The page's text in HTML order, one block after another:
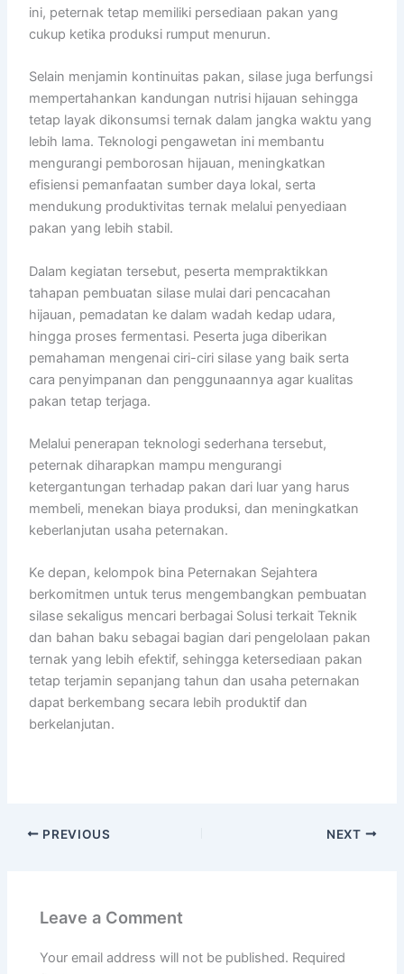
ini, peternak tetap memiliki persediaan pakan yang
cukup ketika produksi rumput menurun.
Selain menjamin kontinuitas pakan, silase juga berfungsi
mempertahankan kandungan nutrisi hijauan sehingga
tetap layak dikonsumsi ternak dalam jangka waktu yang
lebih lama. Teknologi pengawetan ini membantu
mengurangi pemborosan hijauan, meningkatkan
efisiensi pemanfaatan sumber daya lokal, serta
mendukung produktivitas ternak melalui penyediaan
pakan yang lebih stabil.
Dalam kegiatan tersebut, peserta mempraktikkan
tahapan pembuatan silase mulai dari pencacahan
hijauan, pemadatan ke dalam wadah kedap udara,
hingga proses fermentasi. Peserta juga diberikan
pemahaman mengenai ciri-ciri silase yang baik serta
cara penyimpanan dan penggunaannya agar kualitas
pakan tetap terjaga.
Melalui penerapan teknologi sederhana tersebut,
peternak diharapkan mampu mengurangi
ketergantungan terhadap pakan dari luar yang harus
membeli, menekan biaya produksi, dan meningkatkan
keberlanjutan usaha peternakan.
Ke depan, kelompok bina Peternakan Sejahtera
berkomitmen untuk terus mengembangkan pembuatan
silase sekaligus mencari berbagai Solusi terkait Teknik
dan bahan baku sebagai bagian dari pengelolaan pakan
ternak yang lebih efektif, sehingga ketersediaan pakan
tetap terjamin sepanjang tahun dan usaha peternakan
dapat berkembang secara lebih produktif dan
berkelanjutan.
PREVIOUS NEXT
Leave a Comment
Your email address will not be published. Required